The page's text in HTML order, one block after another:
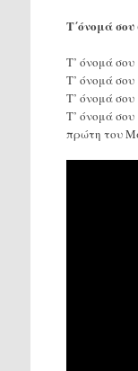
Τ΄όνομά
Τ’ όνομά σου
Τ’ όνομά
Τ’ όνομά
Τ’ όνομά
πρώτη του